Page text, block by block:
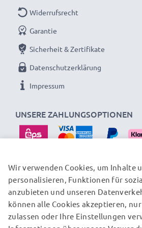
UNSERE ZAHLUNGSOPTIONEN
Widerrufsrecht
Garantie
Sicherheit & Zertifikate
Datenschutzerklärung
Impressum
UNSERE VERSANDPARTNER
© subtel.at 2026
Wir verwenden Cookies, um Inhalte
personalisieren, Funktionen für
anzubieten und unseren
können alle Cookies akzeptieren,
zulassen oder Ihre Einstellungen